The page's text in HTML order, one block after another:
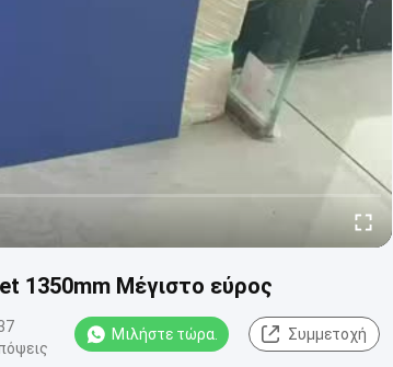
1350mm Μέγιστο εύρος
Μιλήστε τώρα. Συμμετοχή